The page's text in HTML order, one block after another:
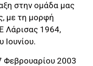
στην ομάδα μας
με τη μορφή
Λάρισας 1964,
Ιουνίου.
Φεβρουαρίου 2003